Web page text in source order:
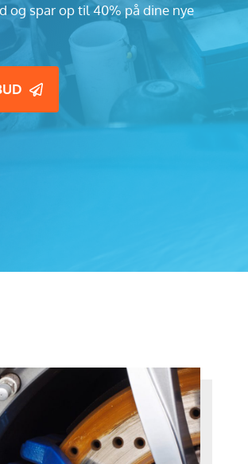
og spar op til 40% på dine nye